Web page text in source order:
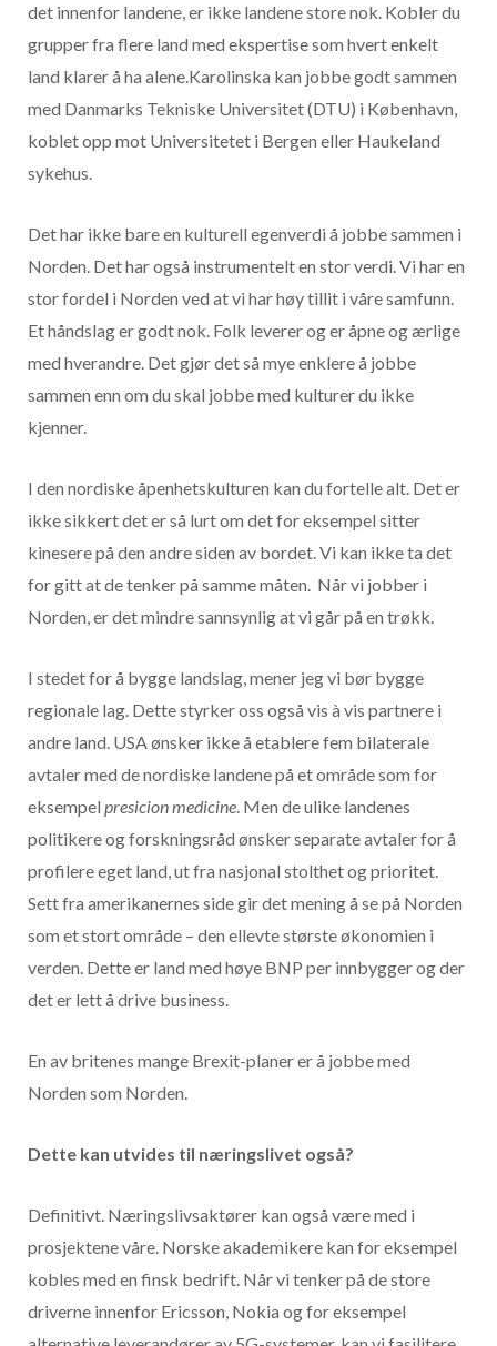
det innenfor landene, er ikke landene store nok. Kobler du
grupper fra flere land med ekspertise som hvert enkelt
land klarer å ha alene.Karolinska kan jobbe godt sammen
med Danmarks Tekniske Universitet (DTU) i København,
koblet opp mot Universitetet i Bergen eller Haukeland
sykehus.
Det har ikke bare en kulturell egenverdi å jobbe sammen i
Norden. Det har også instrumentelt en stor verdi. Vi har en
stor fordel i Norden ved at vi har høy tillit i våre samfunn.
Et håndslag er godt nok. Folk leverer og er åpne og ærlige
med hverandre. Det gjør det så mye enklere å jobbe
sammen enn om du skal jobbe med kulturer du ikke
kjenner.
I den nordiske åpenhetskulturen kan du fortelle alt. Det er
ikke sikkert det er så lurt om det for eksempel sitter
kinesere på den andre siden av bordet. Vi kan ikke ta det
for gitt at de tenker på samme måten. Når vi jobber i
Norden, er det mindre sannsynlig at vi går på en trøkk.
I stedet for å bygge landslag, mener jeg vi bør bygge
regionale lag. Dette styrker oss også vis à vis partnere i
andre land. USA ønsker ikke å etablere fem bilaterale
avtaler med de nordiske landene på et område som for
eksempel presicion medicine. Men de ulike landenes
politikere og forskningsråd ønsker separate avtaler for å
profilere eget land, ut fra nasjonal stolthet og prioritet.
Sett fra amerikanernes side gir det mening å se på Norden
som et stort område – den ellevte største økonomien i
verden. Dette er land med høye BNP per innbygger og der
det er lett å drive business.
En av britenes mange Brexit-planer er å jobbe med
Norden som Norden.
Dette kan utvides til næringslivet også?
Definitivt. Næringslivsaktører kan også være med i
prosjektene våre. Norske akademikere kan for eksempel
kobles med en finsk bedrift. Når vi tenker på de store
driverne innenfor Ericsson, Nokia og for eksempel